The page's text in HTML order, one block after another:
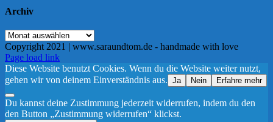
Archiv
Archiv
Copyright 2021 | www.saraundtom.de - handmade with love
Instagram
Page load link
Diese Website benutzt Cookies. Wenn du die Website weiter nutzt,
gehen wir von deinem Einverständnis aus. Ja Nein Erfahre mehr
Du kannst deine Zustimmung jederzeit widerrufen, indem du den
den Button „Zustimmung widerrufen“ klickst.